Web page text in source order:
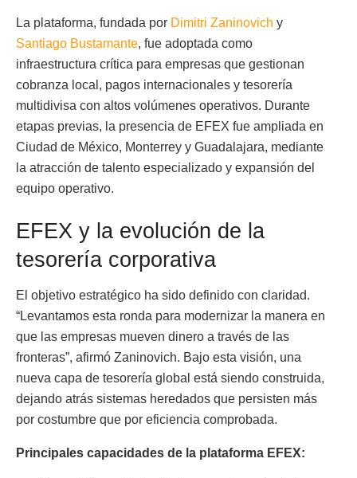
La plataforma, fundada por Dimitri Zaninovich y
Santiago Bustamante, fue adoptada como
infraestructura crítica para empresas que gestionan
cobranza local, pagos internacionales y tesorería
multidivisa con altos volúmenes operativos. Durante
etapas previas, la presencia de EFEX fue ampliada en
Ciudad de México, Monterrey y Guadalajara, mediante
la atracción de talento especializado y expansión del
equipo operativo.
EFEX y la evolución de la
tesorería corporativa
El objetivo estratégico ha sido definido con claridad.
“Levantamos esta ronda para modernizar la manera en
que las empresas mueven dinero a través de las
fronteras”, afirmó Zaninovich. Bajo esta visión, una
nueva capa de tesorería global está siendo construida,
dejando atrás sistemas heredados que persisten más
por costumbre que por eficiencia comprobada.
Principales capacidades de la plataforma EFEX: